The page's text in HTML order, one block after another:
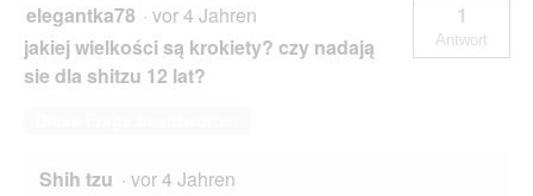
elegantka78 · vor 4 Jahren
jakiej wielkości są krokiety? czy nadają
sie dla shitzu 12 lat?
1
Antwort
Shih tzu · vor 4 Jahren